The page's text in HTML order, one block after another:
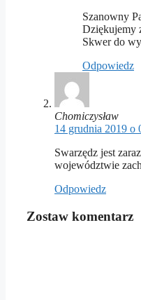
Szanowny
Dziękujemy
Skwer do
Odpowiedz
Chomiczysław
14 grudnia 2019 o
Swarzędz jest
województwie
Odpowiedz
Zostaw komentarz